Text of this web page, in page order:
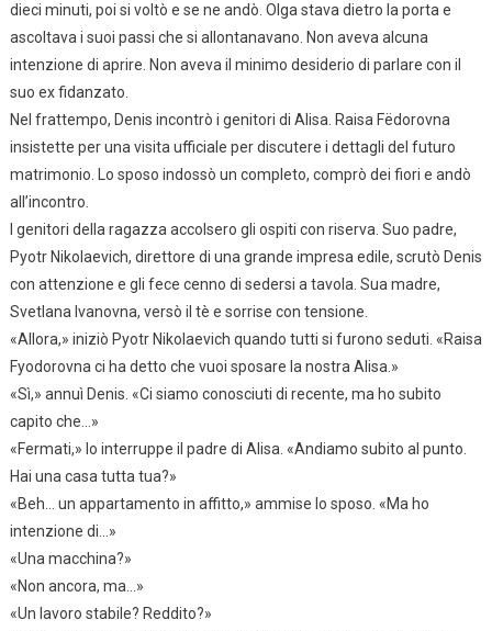
dieci minuti, poi si voltò e se ne andò. Olga stava dietro la porta e
ascoltava i suoi passi che si allontanavano. Non aveva alcuna
intenzione di aprire. Non aveva il minimo desiderio di parlare con il
suo ex fidanzato.
Nel frattempo, Denis incontrò i genitori di Alisa. Raisa Fëdorovna
insistette per una visita ufficiale per discutere i dettagli del futuro
matrimonio. Lo sposo indossò un completo, comprò dei fiori e andò
all’incontro.
I genitori della ragazza accolsero gli ospiti con riserva. Suo padre,
Pyotr Nikolaevich, direttore di una grande impresa edile, scrutò Denis
con attenzione e gli fece cenno di sedersi a tavola. Sua madre,
Svetlana Ivanovna, versò il tè e sorrise con tensione.
«Allora,» iniziò Pyotr Nikolaevich quando tutti si furono seduti. «Raisa
Fyodorovna ci ha detto che vuoi sposare la nostra Alisa.»
«Sì,» annuì Denis. «Ci siamo conosciuti di recente, ma ho subito
capito che…»
«Fermati,» lo interruppe il padre di Alisa. «Andiamo subito al punto.
Hai una casa tutta tua?»
«Beh… un appartamento in affitto,» ammise lo sposo. «Ma ho
intenzione di…»
«Una macchina?»
«Non ancora, ma…»
«Un lavoro stabile? Reddito?»